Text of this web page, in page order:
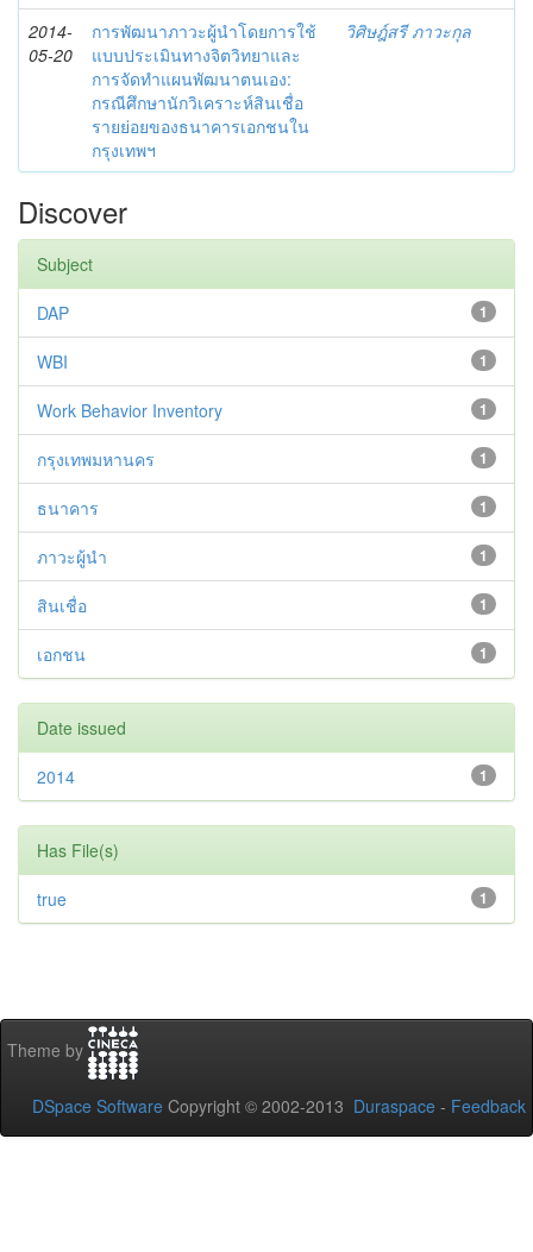
2014-
05-20
การพัฒนาภาวะผู้นำโดยการใช้
แบบประเมินทางจิตวิทยาและ
การจัดทำแผนพัฒนาตนเอง:
กรณีศึกษานักวิเคราะห์สินเชื่อ
รายย่อยของธนาคารเอกชนใน
กรุงเทพฯ
วิศิษฎ์สรี ภาวะกุล
Discover
Subject
1
DAP
1
WBI
1
Work Behavior Inventory
1
กรุงเทพมหานคร
1
ธนาคาร
1
ภาวะผู้นำ
1
สินเชื่อ
1
เอกชน
Date issued
1
2014
Has File(s)
1
true
Theme by
DSpace Software Copyright © 2002-2013 Duraspace - Feedback